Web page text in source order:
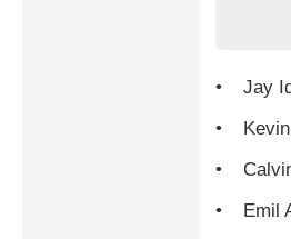
Jay
Emil